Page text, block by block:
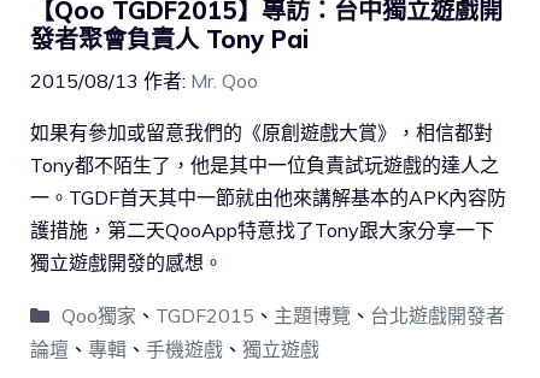
【Qoo TGDF2015】專訪：台中獨立遊戲開
發者聚會負責人 Tony Pai
2015/08/13 作者: Mr. Qoo
如果有參加或留意我們的《原創遊戲大賞》，相信都對
Tony都不陌生了，他是其中一位負責試玩遊戲的達人之
一。TGDF首天其中一節就由他來講解基本的APK內容防
護措施，第二天QooApp特意找了Tony跟大家分享一下
獨立遊戲開發的感想。
Qoo獨家 、 TGDF2015 、 主題博覽 、 台北遊戲開發者
論壇 、 專輯 、 手機遊戲 、 獨立遊戲